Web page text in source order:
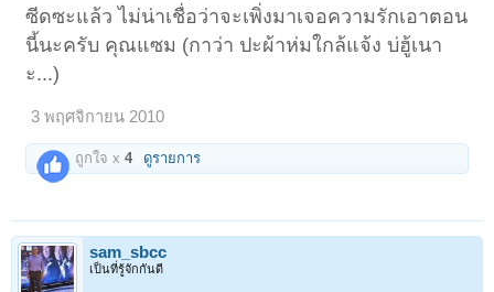
ซีดซะแล้ว ไม่น่าเชื่อว่าจะเพิ่งมาเจอความรักเอาตอน
นี้นะครับ คุณแซม (กาว่า ปะผ้าห่มใกล้แจ้ง บ่ฮู้เนา
ะ...)
3 พฤศจิกายน 2010
ถูกใจ x4 ดูรายการ
sam_sbcc
เป็นที่รู้จักกันดี